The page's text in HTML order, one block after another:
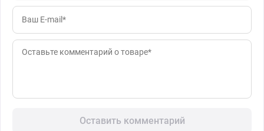
Оставить комментарий